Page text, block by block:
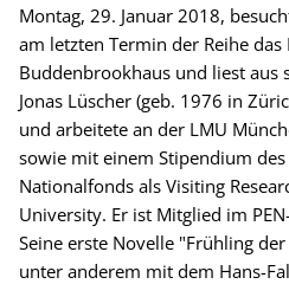
Montag, 29. Januar 2018,
am letzten Termin der Reihe das
Buddenbrookhaus und liest aus
Jonas Lüscher (geb. 1976 in
und arbeitete an der LMU
sowie mit einem Stipendium des
Nationalfonds als Visiting
University. Er ist Mitglied im
Seine erste Novelle "Frühling
unter anderem mit dem Hans-